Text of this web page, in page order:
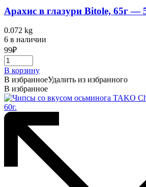
Арахис в глазури Bitole, 65г —
0.072 kg
6 в наличии
99₽
В корзину
В избранноеУдалить из избранного
В избранное